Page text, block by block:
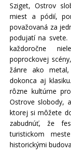
Sziget, Ostrov
miest a pódií,
považovaná za
podujatí na svete.
každoročne
poprockovej
žánre ako
dokonca aj
rôzne kultúrne
Ostrove slobody,
ktorej si môžete
zabudnúť, že
turistickom
historickými